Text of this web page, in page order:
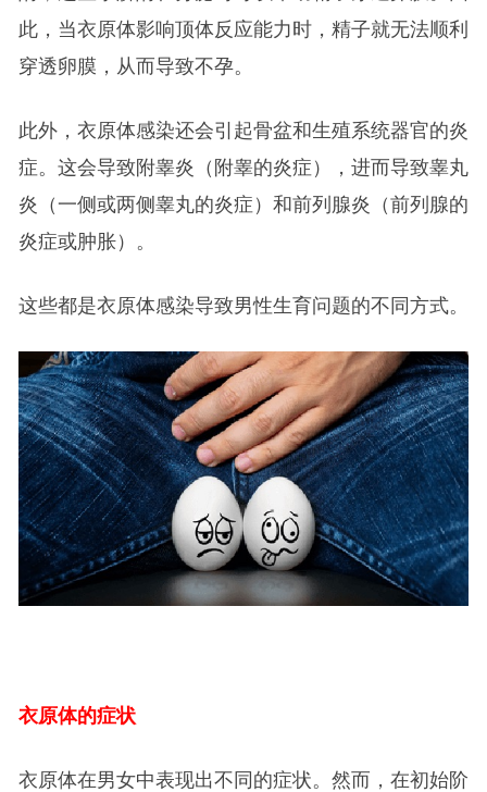
此，当衣原体影响顶体反应能力时，精子就无法顺利
穿透卵膜，从而导致不孕。
此外，衣原体感染还会引起骨盆和生殖系统器官的炎
症。这会导致附睾炎（附睾的炎症），进而导致睾丸
炎（一侧或两侧睾丸的炎症）和前列腺炎（前列腺的
炎症或肿胀）。
这些都是衣原体感染导致男性生育问题的不同方式。
衣原体的症状
衣原体在男女中表现出不同的症状。然而，在初始阶